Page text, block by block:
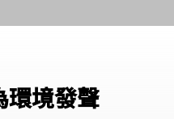
環境發聲